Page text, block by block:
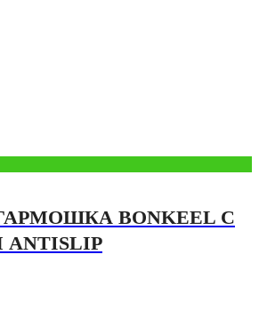
BONKEEL С